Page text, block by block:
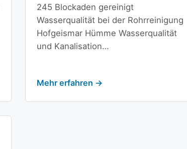
245 Blockaden gereinigt
Wasserqualität bei der Rohrreinigung
Hofgeismar Hümme Wasserqualität
und Kanalisation…
Mehr erfahren →